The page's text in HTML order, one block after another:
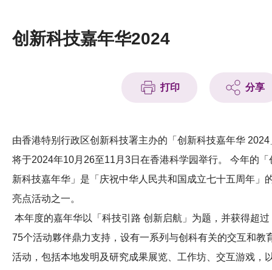
科技分享
会籍
创新科技嘉年华2024
打印 分享
由香港特别行政区创新科技署主办的「创新科技嘉年华 2024
将于2024年10月26至11月3日在香港科学园举行。 今年的「
新科技嘉年华」是「庆祝中华人民共和国成立七十五周年」
亮点活动之一。
本年度的嘉年华以「科技引路 创新启航」为题，并获得超过
75个活动夥伴鼎力支持，设有一系列与创科有关的交互和教
活动，包括本地发明及研究成果展览、工作坊、交互游戏，